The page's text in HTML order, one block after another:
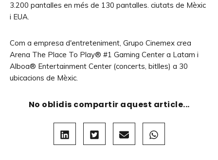
3.200 pantalles en més de 130 pantalles. ciutats de Mèxic
i EUA.
Com a empresa d'entreteniment, Grupo Cinemex crea
Arena The Place To Play® #1 Gaming Center a Latam i
Alboa® Entertainment Center (concerts, bitlles) a 30
ubicacions de Mèxic.
No oblidis compartir aquest article...